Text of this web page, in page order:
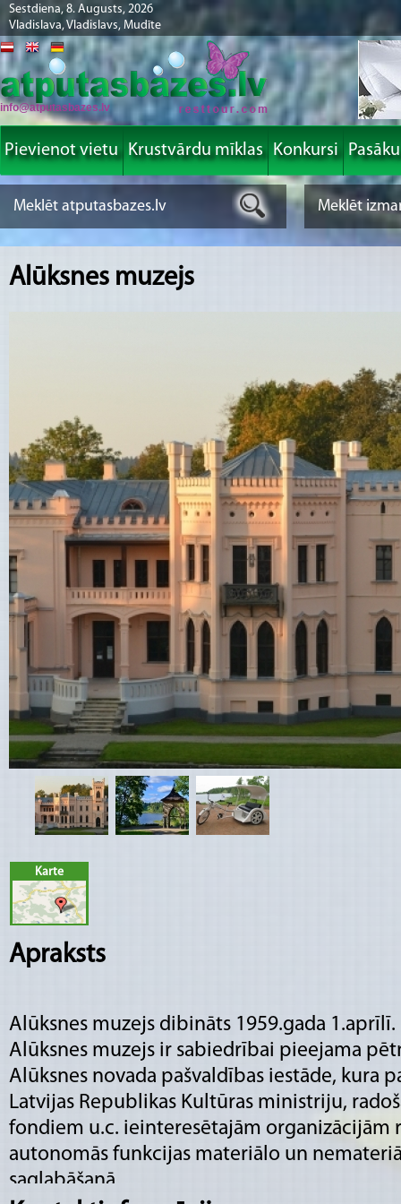
Sestdiena, 8. Augusts, 2026
Vladislava, Vladislavs, Mudīte
info@atputasbazes.lv
Pievienot vietu Krustvārdu mīklas Konkursi
Alūksnes muzejs
Karte
Apraksts
Alūksnes muzejs dibināts 1959.gada 1.aprīlī.
Alūksnes muzejs ir sabiedrībai pieejama
Alūksnes novada pašvaldības iestāde, kura
Latvijas Republikas Kultūras ministriju,
fondiem u.c. ieinteresētajām organizācijām
autonomās funkcijas materiālo un
saglabāšanā.